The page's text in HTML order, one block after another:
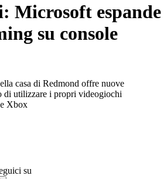
Microsoft espande
su console
casa di Redmond offre nuove
di utilizzare i propri videogiochi
Xbox
su